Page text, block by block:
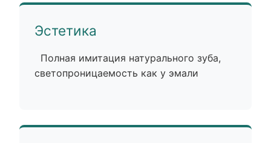
Эстетика
Полная имитация натурального зуба,
светопроницаемость как у эмали